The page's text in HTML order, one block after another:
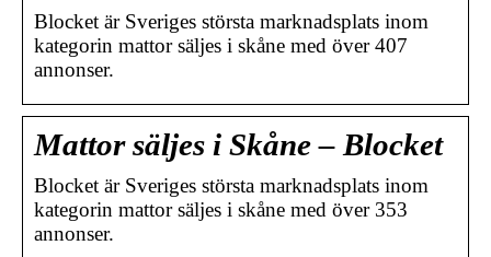
Blocket är Sveriges största marknadsplats inom
kategorin mattor säljes i skåne med över 407
annonser.
Mattor säljes i Skåne – Blocket
Blocket är Sveriges största marknadsplats inom
kategorin mattor säljes i skåne med över 353
annonser.